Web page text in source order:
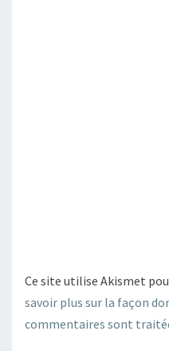
Ce site utilise Akismet
savoir plus sur la façon
commentaires sont